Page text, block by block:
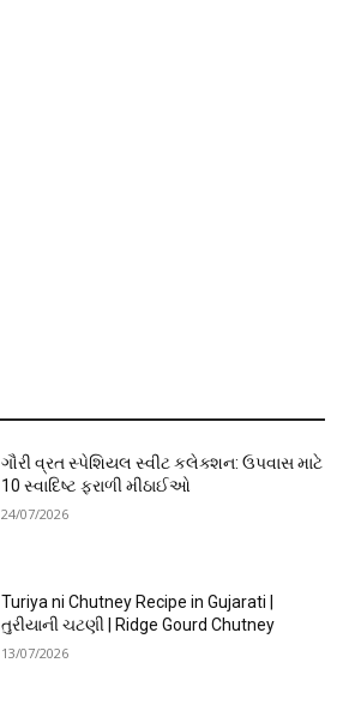
ગૌરી વ્રત સ્પેશિયલ સ્વીટ કલેક્શન: ઉપવાસ માટે
10 સ્વાદિષ્ટ ફરાળી મીઠાઈઓ
24/07/2026
Turiya ni Chutney Recipe in Gujarati |
તુરીયાની ચટણી | Ridge Gourd Chutney
13/07/2026